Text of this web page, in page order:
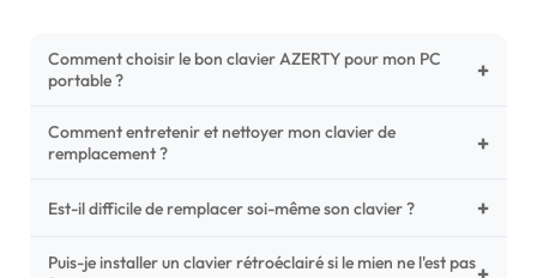
Comment choisir le bon clavier AZERTY pour mon PC
portable ?
+
Pour ne pas vous tromper, vérifiez trois points critiques sur
votre clavier d'origine : la disposition (AZERTY Français), la
photos HD) et l'emplacement des fixations (vis ou clips) au
Comment entretenir et nettoyer mon clavier de
remplacement ?
+
Un entretien régulier prolonge la vie de vos touches.
poussières sous les mécanismes. Pour le nettoyage,
Est-il difficile de remplacer soi-même son clavier ? +
C'est une réparation accessible et très économique ! La
Puis-je installer un clavier rétroéclairé si le mien ne l'est pas